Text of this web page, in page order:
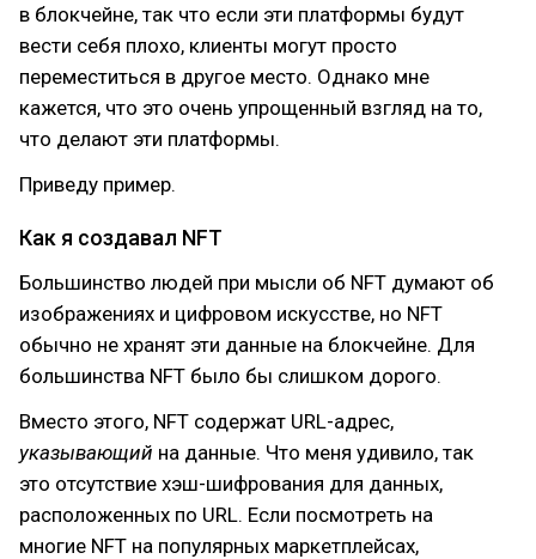
в блокчейне, так что если эти платформы будут
вести себя плохо, клиенты могут просто
переместиться в другое место. Однако мне
кажется, что это очень упрощенный взгляд на то,
что делают эти платформы.
Приведу пример.
Как я создавал NFT
Большинство людей при мысли об NFT думают об
изображениях и цифровом искусстве, но NFT
обычно не хранят эти данные на блокчейне. Для
большинства NFT было бы слишком дорого.
Вместо этого, NFT содержат URL-адрес,
указывающий на данные. Что меня удивило, так
это отсутствие хэш-шифрования для данных,
расположенных по URL. Если посмотреть на
многие NFT на популярных маркетплейсах,